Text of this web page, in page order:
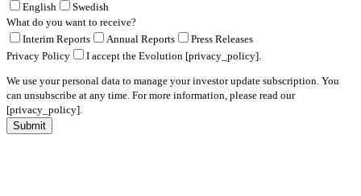
English
Swedish
What do you want to receive?
Interim Reports
Annual Reports
Press Releases
Privacy Policy
I accept the Evolution [privacy_policy].
We use your personal data to manage your investor update subscription. You
can unsubscribe at any time. For more information, please read our
[privacy_policy].
Submit